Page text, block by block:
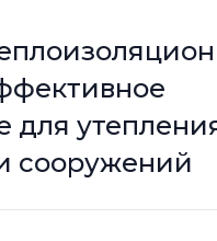
для
сооружений